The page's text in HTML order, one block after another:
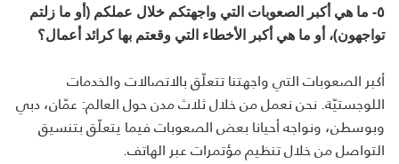
٥- ما هي أكبر الصعوبات التي واجهتكم خلال عملكم (أو ما زلتم
تواجهون)، أو ما هي أكبر الأخطاء التي وقعتم بها كرائد أعمال؟
أكبر الصعوبات التي واجهتنا تتعلّق بالاتصالات والخدمات
اللوجستيّة. نحن نعمل من خلال ثلاث مدن حول العالم: عمّان، دبي
وبوسطن، ونواجه أحيانا بعض الصعوبات فيما يتعلّق بتنسيق
التواصل من خلال تنظيم مؤتمرات عبر الهاتف.